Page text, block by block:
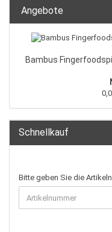
Angebote
Bambus
Schnellkauf
Bitte geben Sie die